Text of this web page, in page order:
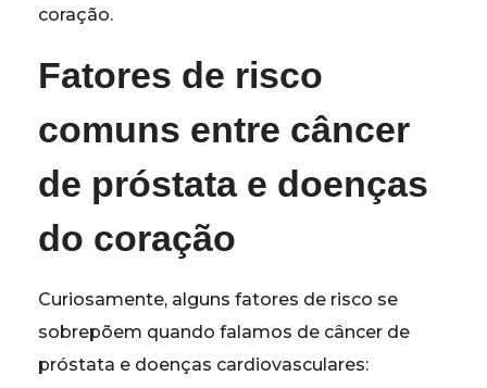
coração.
Fatores de risco
comuns entre câncer
de próstata e doenças
do coração
Curiosamente, alguns fatores de risco se
sobrepõem quando falamos de câncer de
próstata e doenças cardiovasculares: